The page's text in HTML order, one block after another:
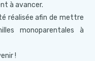
à avancer.
réalisée afin de mettre
monoparentales à
!